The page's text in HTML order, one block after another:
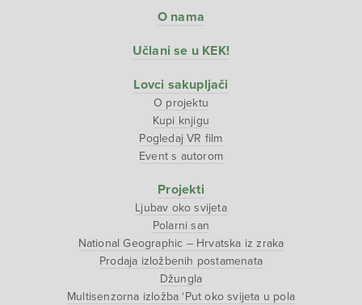
O nama
Učlani se u KEK!
Lovci sakupljači
O projektu
Kupi knjigu
Pogledaj VR film
Event s autorom
Projekti
Ljubav oko svijeta
Polarni san
National Geographic – Hrvatska iz zraka
Prodaja izložbenih postamenata
Džungla
Multisenzorna izložba ‘Put oko svijeta u pola